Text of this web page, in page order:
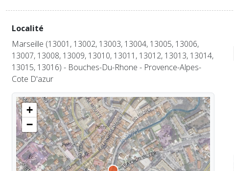
Localité
Marseille (13001, 13002, 13003, 13004, 13005, 13006,
13007, 13008, 13009, 13010, 13011, 13012, 13013, 13014,
13015, 13016) - Bouches-Du-Rhone - Provence-Alpes-
Cote D'azur
+
−